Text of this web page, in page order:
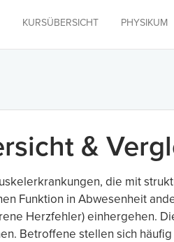
KURSÜBERSICHT PHYSIKUM
&
die mit
Funktion in Abwesenheit
Herzfehler) einhergehen.
Betroffene stellen sich